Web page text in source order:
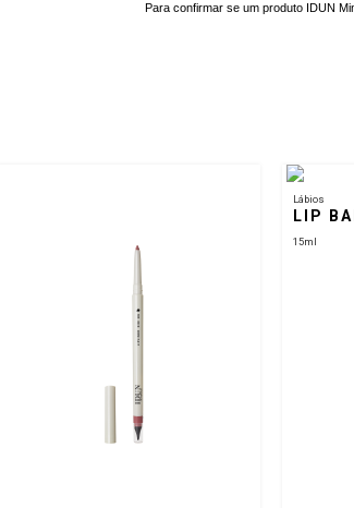
Para confirmar se um produto IDUN
Lábios
LIP
15ml